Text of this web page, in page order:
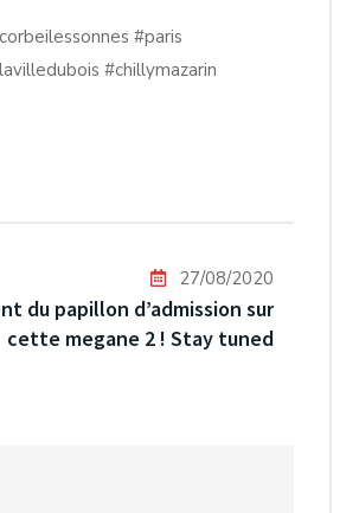
#paris
#chillymazarin
27/08/2020
du papillon d’admission sur
cette megane 2 ! Stay tuned